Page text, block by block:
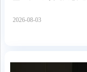
2026-08-03